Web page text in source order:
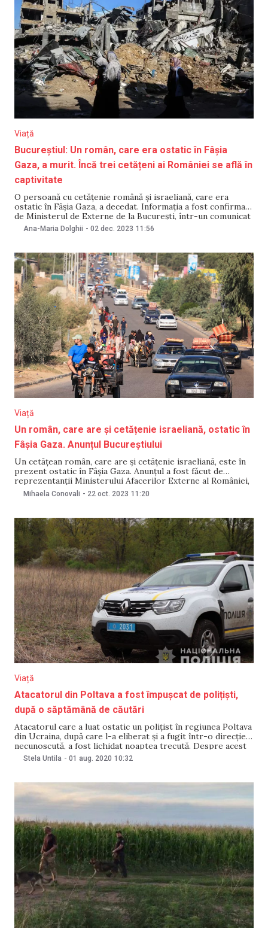
Viață
Bucureștiul: Un român, care era ostatic în Fâșia
Gaza, a murit. Încă trei cetățeni ai României se află în
captivitate
O persoană cu cetățenie română și israeliană, care era
ostatic în Fâșia Gaza, a decedat. Informația a fost confirmată
de Ministerul de Externe de la București, într-un comunicat
din 2 decembrie. Între timp, încă trei români rămân ostatici
în enclava controlată de gruparea teroristă palestiniană
Ana-Maria Dolghii - 02 dec. 2023 11:56
Viață
Un român, care are și cetățenie israeliană, ostatic în
Fâșia Gaza. Anunțul Bucureștiului
Un cetățean român, care are și cetățenie israeliană, este în
prezent ostatic în Fâșia Gaza. Anunțul a fost făcut de
reprezentanții Ministerului Afacerilor Externe al României,
pe 22 octombrie. Ministerul din România a declarat că a fost
Mihaela Conovali - 22 oct. 2023 11:20
Viață
Atacatorul din Poltava a fost împușcat de polițiști,
după o săptămână de căutări
Atacatorul care a luat ostatic un polițist în regiunea Poltava
din Ucraina, după care l-a eliberat și a fugit într-o direcție
necunoscută, a fost lichidat noaptea trecută. Despre acest
lucru a anunțat viceministrul de Interne Anton Gherașenko,
scrie agenția UNIAN. Pentru reținerea atacatorului fusese
Stela Untila - 01 aug. 2020 10:32